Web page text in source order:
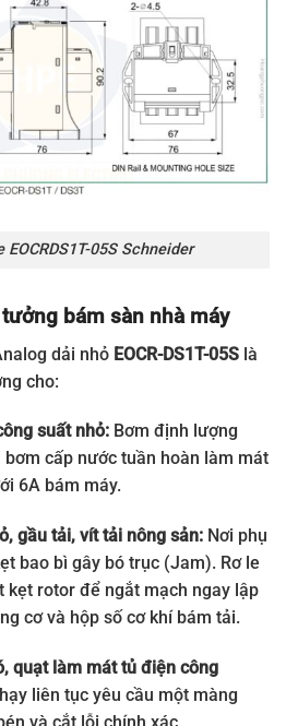
05S Schneider
bám sàn nhà máy
dải nhỏ EOCR-DS1T-05S là
cho:
suất nhỏ:Bơm định lượng
bơm cấp nước tuần hoàn làm mát
6A bám máy.
gầu tải, vít tải nông sản:Nơi phụ
bao bì gây bó trục (Jam). Rơ le
kẹt rotor để ngắt mạch ngay lập
cơ và hộp số cơ khí bám tải.
quạt làm mát tủ điện công
liên tục yêu cầu một màng